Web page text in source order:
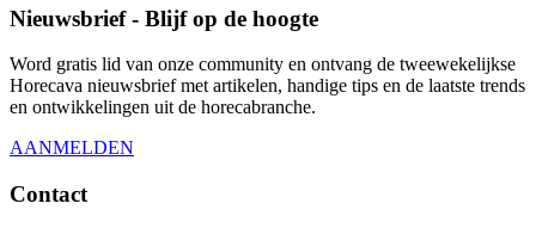
Nieuwsbrief - Blijf op de hoogte
Word gratis lid van onze community en ontvang de tweewekelijkse
Horecava nieuwsbrief met artikelen, handige tips en de laatste trends
en ontwikkelingen uit de horecabranche.
AANMELDEN
Contact